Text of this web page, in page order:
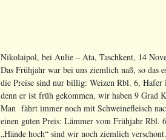
Nikolaipol, bei Aulie – Ata, Taschkent, 14
Das Frühjahr war bei uns ziemlich naß, so das
die Preise sind nur billig: Weizen Rbl. 6,
denn er ist früh gekommen, wir haben 9 Grad
Man fährt immer noch mit Schweinefleisch
einen guten Preis: Lämmer vom Frühjahr Rbl.
„Hände hoch“ sind wir noch ziemlich verschont.